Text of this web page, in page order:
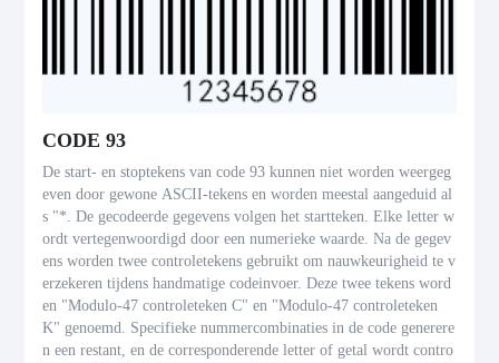
CODE 93
De start- en stoptekens van code 93 kunnen niet worden weergeg
even door gewone ASCII-tekens en worden meestal aangeduid al
s "*. De gecodeerde gegevens volgen het startteken. Elke letter w
ordt vertegenwoordigd door een numerieke waarde. Na de gegev
ens worden twee controletekens gebruikt om nauwkeurigheid te v
erzekeren tijdens handmatige codeinvoer. Deze twee tekens word
en "Modulo-47 controleteken C" en "Modulo-47 controleteken
K" genoemd. Specifieke nummercombinaties in de code generere
n een restant, en de corresponderende letter of getal wordt contro